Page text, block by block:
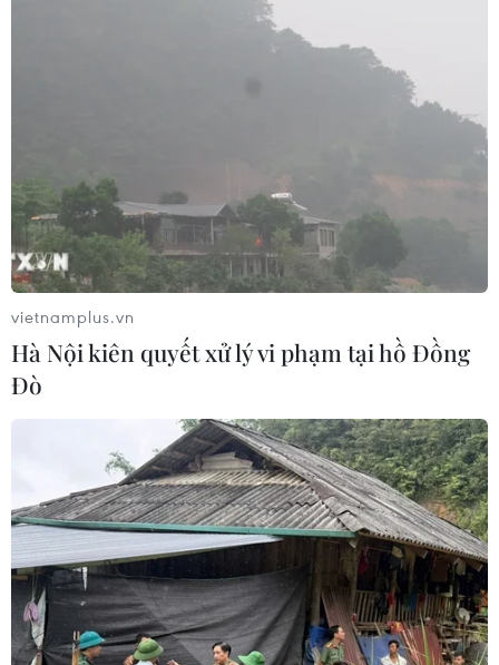
vietnamplus.vn
Hà Nội kiên quyết xử lý vi phạm tại hồ Đồng
Đò